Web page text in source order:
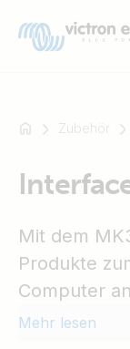
Zum
SmartSolar
Multiplus-
Orion
Zubehör
Mit dem
Produkte
Computer
MultiPlus,
Mehr lesen